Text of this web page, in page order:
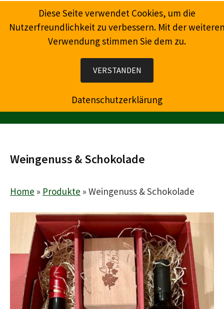
Inhalt
Wein, Champagner, Prosecco, Feinkost, Präsente
Weingenuss & Schokolade
Home » Produkte » Weingenuss & Schokolade
Diese Seite verwendet Cookies, um die
Nutzerfreundlichkeit zu verbessern. Mit der
Verwendung stimmen Sie dem zu.
VERSTANDEN
Datenschutzerklärung